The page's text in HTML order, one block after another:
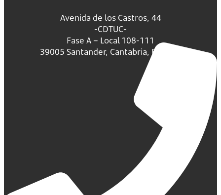
Avenida de los Castros, 44
-CDTUC-
Fase A – Local 108-111
39005 Santander, Cantabria, España.